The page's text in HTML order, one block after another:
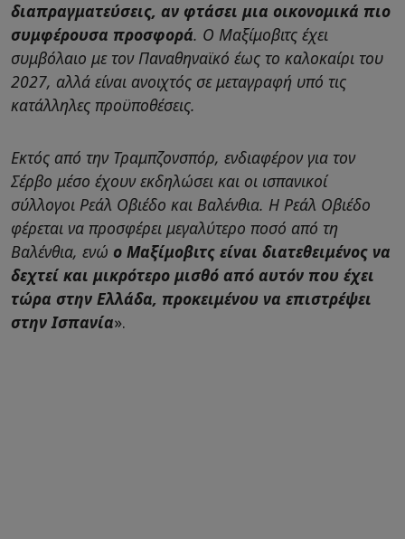
διαπραγματεύσεις, αν φτάσει μια οικονομικά πιο
συμφέρουσα προσφορά. Ο Μαξίμοβιτς έχει
συμβόλαιο με τον Παναθηναϊκό έως το καλοκαίρι του
2027, αλλά είναι ανοιχτός σε μεταγραφή υπό τις
κατάλληλες προϋποθέσεις.
Εκτός από την Τραμπζονσπόρ, ενδιαφέρον για τον
Σέρβο μέσο έχουν εκδηλώσει και οι ισπανικοί
σύλλογοι Ρεάλ Οβιέδο και Βαλένθια. Η Ρεάλ Οβιέδο
φέρεται να προσφέρει μεγαλύτερο ποσό από τη
Βαλένθια, ενώ ο Μαξίμοβιτς είναι διατεθειμένος να
δεχτεί και μικρότερο μισθό από αυτόν που έχει
τώρα στην Ελλάδα, προκειμένου να επιστρέψει
στην Ισπανία».